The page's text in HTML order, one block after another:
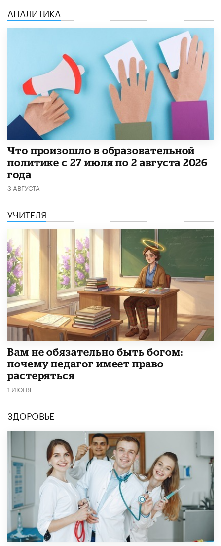
АНАЛИТИКА
​Что произошло в образовательной
политике с 27 июля по 2 августа 2026
года
3 АВГУСТА
УЧИТЕЛЯ
​Вам не обязательно быть богом:
почему педагог имеет право
растеряться
1 ИЮНЯ
ЗДОРОВЬЕ